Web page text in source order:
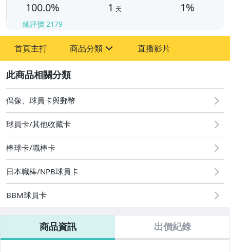
100.0%
總評價 2179
1 天 1%
首頁主打 商品分類
其它
直播影片
偶像、球員卡與郵幣
球員卡/其他收藏卡
棒球卡/職棒卡
日本職棒/NPB球員卡
BBM球員卡
商品資訊 出價紀錄